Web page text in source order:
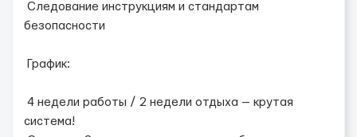
Следование инструкциям и стандартам
безопасности
График:
4 недели работы / 2 недели отдыха — крутая
система!